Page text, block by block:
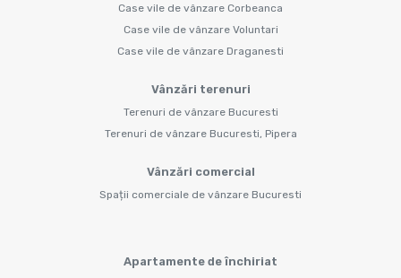
Case vile de vânzare Corbeanca
Case vile de vânzare Voluntari
Case vile de vânzare Draganesti
Vânzări terenuri
Terenuri de vânzare Bucuresti
Terenuri de vânzare Bucuresti, Pipera
Vânzări comercial
Spații comerciale de vânzare Bucuresti
Apartamente de închiriat